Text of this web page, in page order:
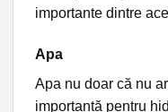
importante dintre
Apa
Apa nu doar că nu
importantă pentru